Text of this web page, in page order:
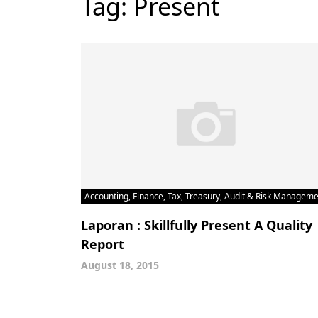
Accounting, Finance, Tax, Treasury, Audit & Risk
Laporan : Skillfully Present A Quality
Report
August 18, 2015